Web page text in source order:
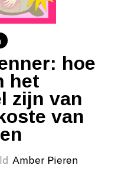
hoe
het
zijn van
van
Amber Pieren